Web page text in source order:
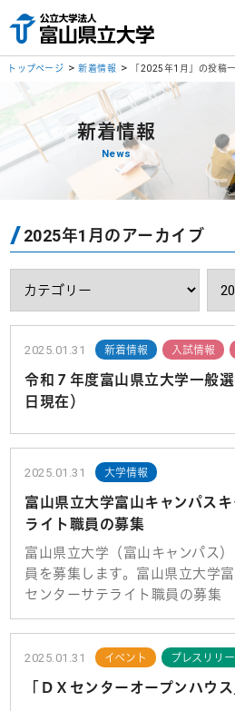
トップページ 新着情報 「2025年1月」の投稿
新着情報
News
2025年1月のアーカイブ
2025.01.31 新着情報 入試情報
令和７年度富山県立大学一般
日現在）
2025.01.31 大学情報
富山県立大学富山キャンパス
ライト職員の募集
富山県立大学（富山キャンパス
員を募集します。富山県立大学
センターサテライト職員の募集
2025.01.31 イベント プレスリリ
「ＤＸセンターオープンハウ